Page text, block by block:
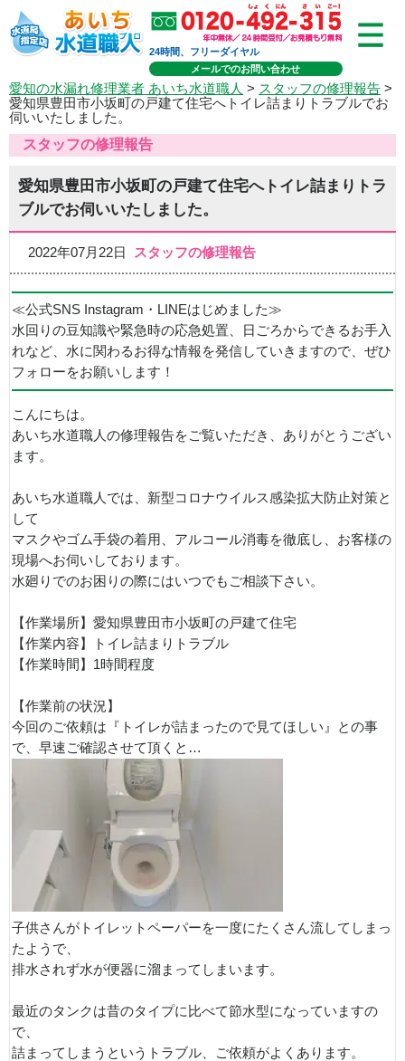
24時間、フリーダイヤル
メールでのお問い合わせ
愛知の水漏れ修理業者 あいち水道職人 > スタッフの修理報告 >
愛知県豊田市小坂町の戸建て住宅へトイレ詰まりトラブルでお
伺いいたしました。
スタッフの修理報告
愛知県豊田市小坂町の戸建て住宅へトイレ詰まりトラ
ブルでお伺いいたしました。
2022年07月22日 スタッフの修理報告
≪公式SNS Instagram・LINEはじめました≫
水回りの豆知識や緊急時の応急処置、日ごろからできるお手入
れなど、水に関わるお得な情報を発信していきますので、ぜひ
フォローをお願いします！
こんにちは。
あいち水道職人の修理報告をご覧いただき、ありがとうござい
ます。
あいち水道職人では、新型コロナウイルス感染拡大防止対策と
して
マスクやゴム手袋の着用、アルコール消毒を徹底し、お客様の
現場へお伺いしております。
水廻りでのお困りの際にはいつでもご相談下さい。
【作業場所】愛知県豊田市小坂町の戸建て住宅
【作業内容】トイレ詰まりトラブル
【作業時間】1時間程度
【作業前の状況】
今回のご依頼は『トイレが詰まったので見てほしい』との事
で、早速ご確認させて頂くと…
子供さんがトイレットペーパーを一度にたくさん流してしまっ
たようで、
排水されず水が便器に溜まってしまいます。
最近のタンクは昔のタイプに比べて節水型になっていますの
で、
詰まってしまうというトラブル、ご依頼がよくあります。